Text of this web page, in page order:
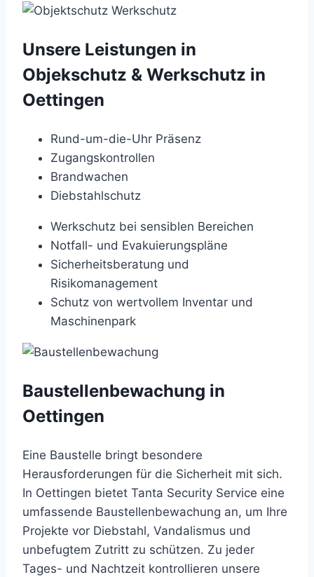
Unsere Leistungen in
Objekschutz & Werkschutz in
Oettingen
Rund-um-die-Uhr Präsenz
Zugangskontrollen
Brandwachen
Diebstahlschutz
Werkschutz bei sensiblen Bereichen
Notfall- und Evakuierungspläne
Sicherheitsberatung und
Risikomanagement
Schutz von wertvollem Inventar und
Maschinenpark
Baustellenbewachung in
Oettingen
Eine Baustelle bringt besondere
Herausforderungen für die Sicherheit mit sich.
In Oettingen bietet Tanta Security Service eine
umfassende Baustellenbewachung an, um Ihre
Projekte vor Diebstahl, Vandalismus und
unbefugtem Zutritt zu schützen. Zu jeder
Tages- und Nachtzeit kontrollieren unsere